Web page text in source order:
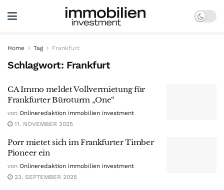
Home Tag Frankfurt
Schlagwort: Frankfurt
CA Immo meldet Vollvermietung für
Frankfurter Büroturm „One“
von Onlineredaktion immobilien investment
11. NOVEMBER 2025
Porr mietet sich im Frankfurter Timber
Pioneer ein
von Onlineredaktion immobilien investment
23. SEPTEMBER 2025